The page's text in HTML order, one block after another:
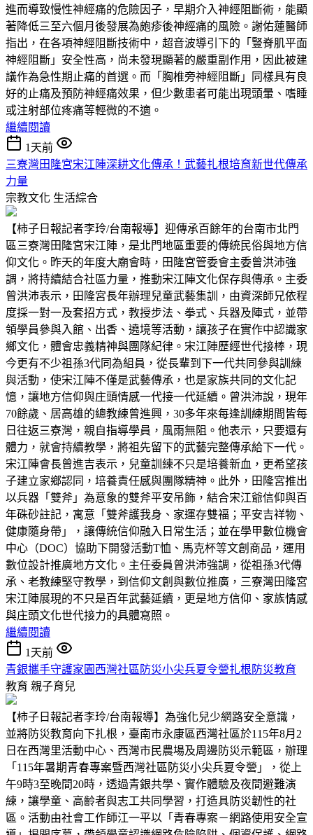
進而導致慢性神經痛的危險因子，早期介入神經阻斷術，能顯
著降低三至六個月後發展為皰疹後神經痛的風險。謝佑蓮醫師
指出，在各項神經阻斷技術中，超音波導引下的「豎脊肌平面
神經阻斷」安全性高，尚未發現顯著的嚴重副作用，因此被建
議作為急性期止痛的首選。而「胸椎旁神經阻斷」同樣具有良
好的止痛及預防神經痛效果，但少數患者可能出現頭暈、嗜睡
或注射部位疼痛等輕微的不適。
繼續閱讀
1天前
三寮灣田隆宮宋江陣深耕文化傳承！武藝扎根培育新世代傳承
力量
宗教文化 生活綜合
【柿子日報記者李玲/台南報導】迎傳承百餘年的台南市北門
區三寮灣田隆宮宋江陣，是北門地區重要的傳統民俗與地方信
仰文化。昨天的年度大廟會時，田隆宮管委會主委曾洪沛強
調，將持續結合社區力量，推動宋江陣文化保存與傳承。主委
曾洪沛表示，田隆宮長年辦理兒童武藝集訓，由資深師兄依程
度採一對一及套招方式，教授步法、拳式、兵器及陣式，並帶
領學員參與入館、出香、遶境等活動，讓孩子在實作中認識家
鄉文化，體會忠義精神與團隊紀律。宋江陣歷經世代接棒，現
今更有不少祖孫3代同為組員，從長輩到下一代共同參與訓練
與活動，使宋江陣不僅是武藝傳承，也是家族共同的文化記
憶，讓地方信仰與庄頭情感一代接一代延續。曾洪沛說，現年
70餘歲、居高雄的總教練曾進興，30多年來每逢訓練期間皆每
日往返三寮灣，親自指導學員，風雨無阻。他表示，只要還有
體力，就會持續教學，將祖先留下的武藝完整傳承給下一代。
宋江陣會長曾進吉表示，兒童訓練不只是培養新血，更希望孩
子建立家鄉認同，培養責任感與團隊精神。此外，田隆宮推出
以兵器「雙斧」為意象的雙斧平安吊飾，結合宋江爺信仰與百
年硃砂註記，寓意「雙斧護我身、家運存雙福；平安吉祥物、
健康隨身帶」，讓傳統信仰融入日常生活；並在學甲數位機會
中心（DOC）協助下開發活動T恤、馬克杯等文創商品，運用
數位設計推廣地方文化。主任委員曾洪沛強調，從祖孫3代傳
承、老教練堅守教學，到信仰文創與數位推廣，三寮灣田隆宮
宋江陣展現的不只是百年武藝延續，更是地方信仰、家族情感
與庄頭文化世代接力的具體寫照。
繼續閱讀
1天前
青銀攜手守護家園西灣社區防災小尖兵夏令營扎根防災教育
教育 親子育兒
【柿子日報記者李玲/台南報導】為強化兒少網路安全意識，
並將防災教育向下扎根，臺南市永康區西灣社區於115年8月2
日在西灣里活動中心、西灣市民農場及周邊防災示範區，辦理
「115年暑期青春專案暨西灣社區防災小尖兵夏令營」，從上
午9時3至晚間20時，透過青銀共學、實作體驗及夜間避難演
練，讓學童、高齡者與志工共同學習，打造具防災韌性的社
區。活動由社會工作師江一平以「青春專案－網路使用安全宣